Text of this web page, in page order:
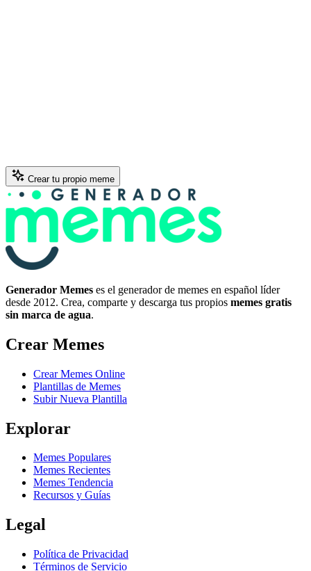
Crear tu propio meme
Generador Memes es el generador de memes en español líder
desde 2012. Crea, comparte y descarga tus propios memes gratis
sin marca de agua.
Crear Memes
Crear Memes Online
Plantillas de Memes
Subir Nueva Plantilla
Explorar
Memes Populares
Memes Recientes
Memes Tendencia
Recursos y Guías
Legal
Política de Privacidad
Términos de Servicio